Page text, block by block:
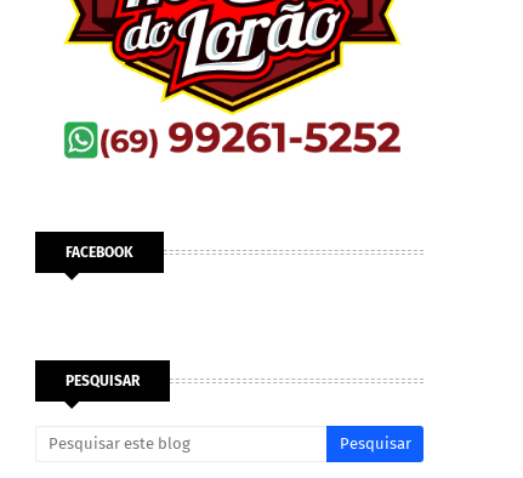
FACEBOOK
PESQUISAR